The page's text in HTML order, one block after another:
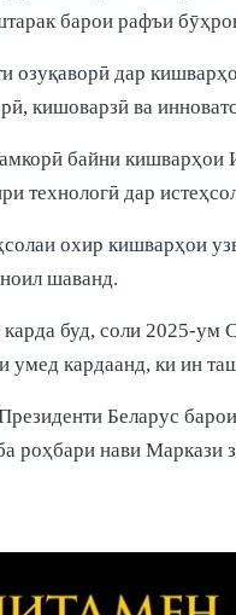
барои рафъи
озуқаворӣ дар
кишоварзӣ ва
байни
технологӣ дар
охир кишварҳои
шаванд.
буд, соли 2025-ум
умед кардаанд, ки ин
Беларус
роҳбари нави